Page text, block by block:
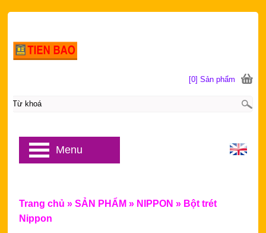
Trang chủ » SẢN PHẨM » NIPPON » Bột trét
Nippon
[0] Sản phẩm
Menu